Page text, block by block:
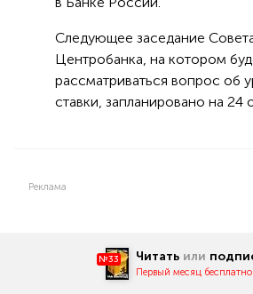
Следующее заседание
Центробанка, на котором
рассматриваться вопрос об
ставки, запланировано на 24
Реклама
№33 Читать или
Первый месяц бесплатно